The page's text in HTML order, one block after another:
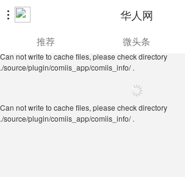
 华人网
./source/plugin/comiis_app/comiis_info/ .
推荐 微头条
Can not write to cache files, please check directory
./source/plugin/comiis_app/comiis_info/ .
Can not write to cache files, please check directory
./source/plugin/comiis_app/comiis_info/ .